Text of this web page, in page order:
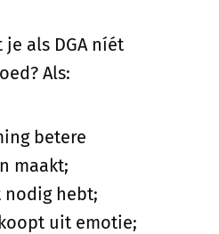
als DGA níét
Als:
betere
maakt;
hebt;
uit emotie;